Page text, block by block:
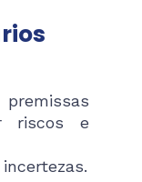
riscos e